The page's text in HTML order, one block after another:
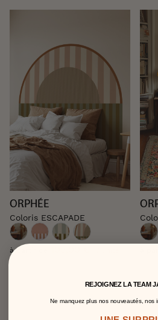
ORPHÉE
Coloris ESCAPADE
à partir de
REJOIGNEZ LA TEAM
Ne manquez plus nos nouveautés, nos